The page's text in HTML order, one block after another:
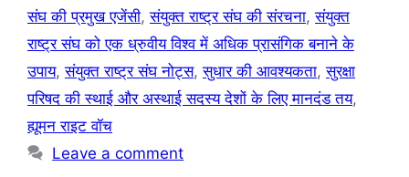
संघ की प्रमुख एजेंसी,संयुक्त राष्ट्र संघ की संरचना,संयुक्त
राष्ट्र संघ को एक ध्रुवीय विश्व में अधिक प्रासंगिक बनाने के
उपाय,संयुक्त राष्ट्र संघ नोट्स,सुधार की आवश्यकता,सुरक्षा
परिषद की स्थाई और अस्थाई सदस्य देशों के लिए मानदंड तय,
ह्यूमन राइट वॉच
Leave a comment